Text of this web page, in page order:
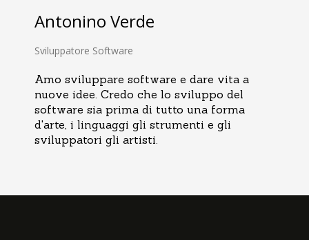
Antonino Verde
Sviluppatore Software
Amo sviluppare software e dare vita a
nuove idee. Credo che lo sviluppo del
software sia prima di tutto una forma
d'arte, i linguaggi gli strumenti e gli
sviluppatori gli artisti.